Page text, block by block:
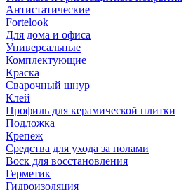
Антистатические
Fortelook
Для дома и офиса
Универсальные
Комплектующие
Краска
Сварочный шнур
Клей
Профиль для керамической плитки
Подложка
Крепеж
Средства для ухода за полами
Воск для восстановления
Герметик
Гидроизоляция